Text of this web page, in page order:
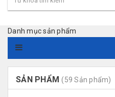
Danh mục sản phẩm
SẢN PHẨM(59 Sản phẩm)